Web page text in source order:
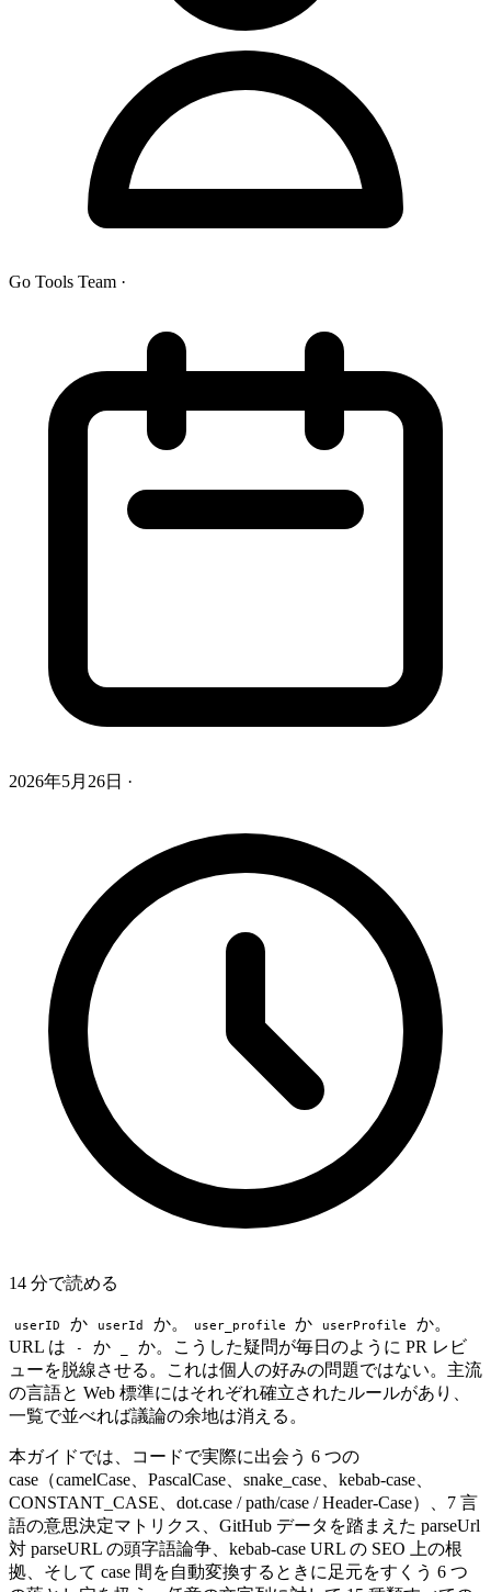
Go Tools Team ·
2026年5月26日 ·
14 分で読める
userID か userId か。 user_profile か userProfile
か。
URL は
- か
か。こうした疑問が毎日のように PR レビ
ューを脱線させる。これは個人の好みの問題ではない。主流
の言語と Web 標準にはそれぞれ確立されたルールがあり、
一覧で並べれば議論の余地は消える。
本ガイドでは、コードで実際に出会う 6 つの
case（camelCase、PascalCase、snake_case、kebab-case、
CONSTANT_CASE、dot.case / path/case / Header-Case）、7 言
語の意思決定マトリクス、GitHub データを踏まえた parseUrl
対 parseURL の頭字語論争、kebab-case URL の SEO 上の根
拠、そして case 間を自動変換するときに足元をすくう 6 つ